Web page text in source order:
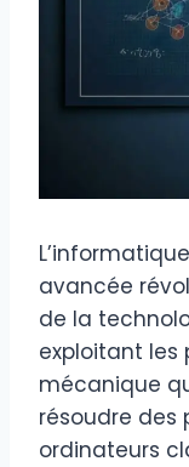
avancée
de la
exploitant les
mécanique
résoudre des
ordinateurs